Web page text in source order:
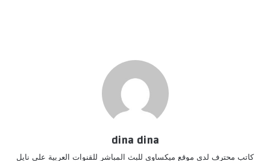
dina dina
كاتب محترف لدى موقع ميكساوى للبث المباشر للقنوات العربية على نايل